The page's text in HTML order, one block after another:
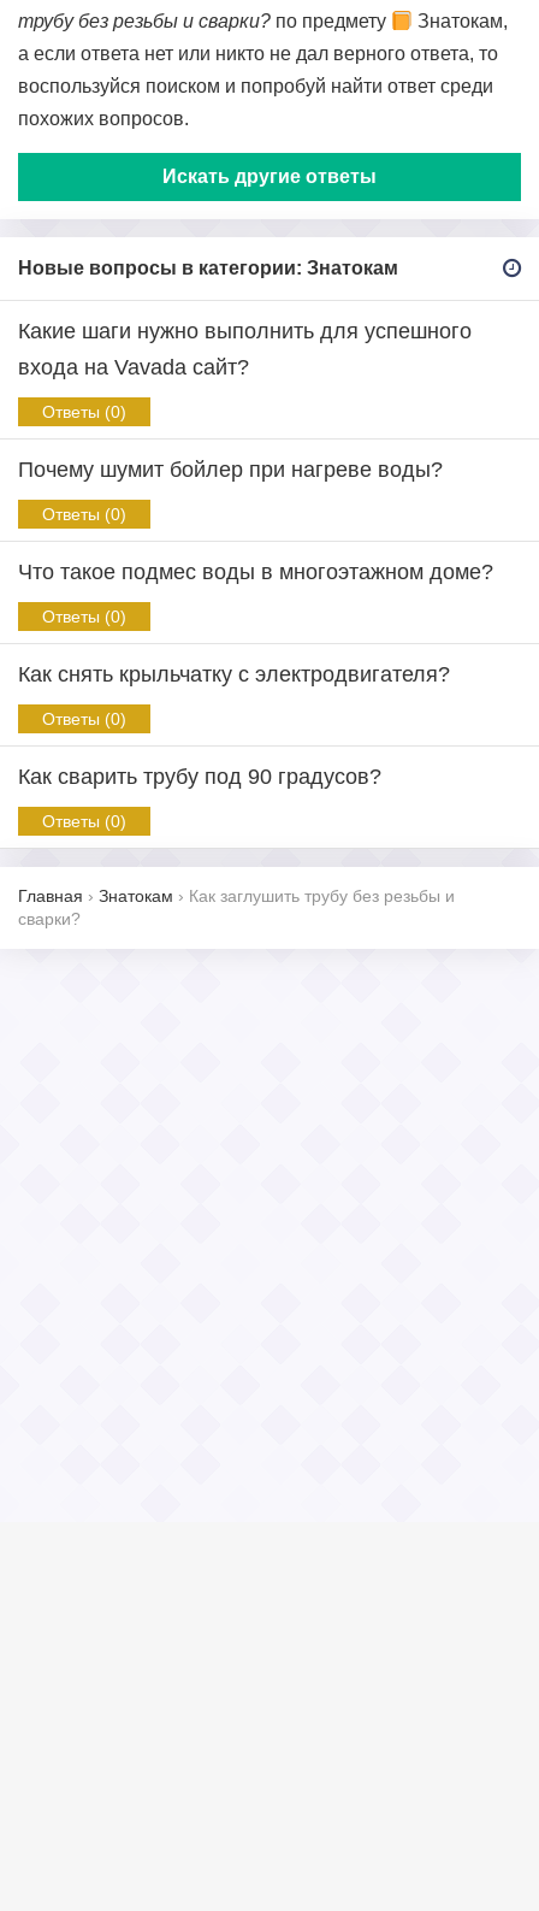
трубу без резьбы и сварки? по предмету
Знатокам,
а если ответа нет или никто не дал верного ответа, то
воспользуйся поиском и попробуй найти ответ среди
похожих вопросов.
Искать другие ответы
Новые вопросы в категории: Знатокам
Какие шаги нужно выполнить для успешного
входа на Vavada сайт?
Ответы (0)
Почему шумит бойлер при нагреве воды?
Ответы (0)
Что такое подмес воды в многоэтажном доме?
Ответы (0)
Как снять крыльчатку с электродвигателя?
Ответы (0)
Как сварить трубу под 90 градусов?
Ответы (0)
Главная › Знатокам › Как заглушить трубу без резьбы и
сварки?